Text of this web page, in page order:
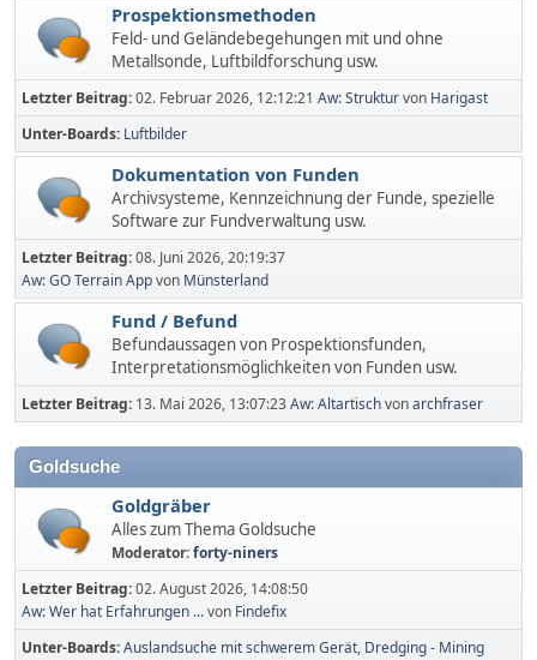
Prospektionsmethoden
Feld- und Geländebegehungen mit und ohne
Metallsonde, Luftbildforschung usw.
Letzter Beitrag:02. Februar 2026, 12:12:21 Aw: Strukturvon Harigast
Unter-Boards Luftbilder
Dokumentation von Funden
Archivsysteme, Kennzeichnung der Funde, spezielle
Software zur Fundverwaltung usw.
Letzter Beitrag:08. Juni 2026, 20:19:37
Aw: GO Terrain Appvon Münsterland
Fund / Befund
Befundaussagen von Prospektionsfunden,
Interpretationsmöglichkeiten von Funden usw.
Letzter Beitrag: 13. Mai 2026, 13:07:23Aw: Altartischvonarchfraser
Goldsuche
Goldgräber
Alles zum Thema Goldsuche
Moderator:forty-niners
Letzter Beitrag:02. August 2026, 14:08:50
Aw: Wer hat Erfahrungen ...von Findefix
Unter-Boards Auslandsuche mit schwerem Gerät, Dredging - Mining